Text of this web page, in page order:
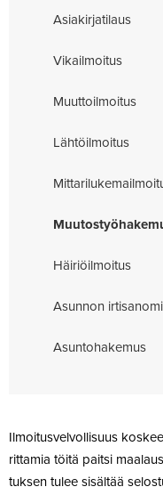
Asia­kir­ja­tilaus
Vikail­moitus
Muut­toil­moitus
Läh­töil­moitus
Häi­riöil­moitus
Asunnon
Asun­to­ha­kemus
Ilmoi­tus­vel­vol­lisuus
rit­tamia töitä paitsi
tuksen tulee sisältää